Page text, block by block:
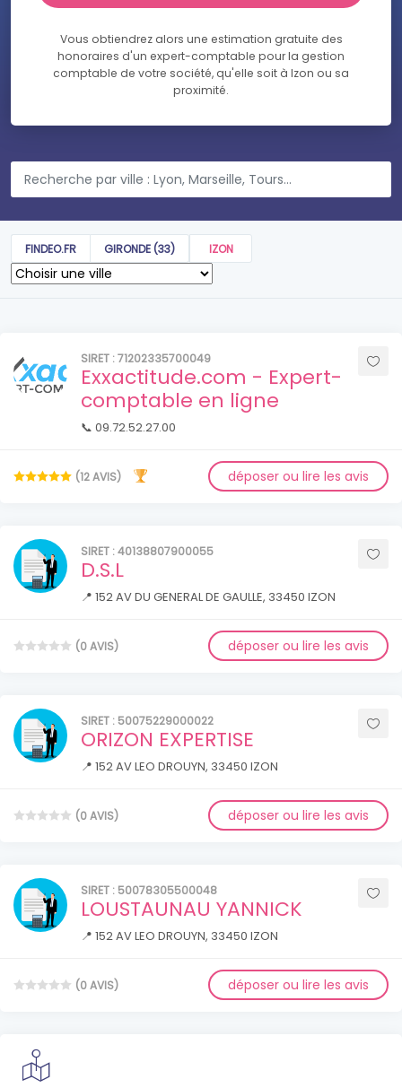
Vous obtiendrez alors une estimation gratuite des
honoraires d'un expert-comptable pour la gestion
comptable de votre société, qu'elle soit à Izon ou sa
proximité.
FINDEO.FR GIRONDE (33) IZON
SIRET : 71202335700049
Exxactitude.com - Expert-
comptable en ligne
📞 09.72.52.27.00
(12 AVIS) déposer ou lire les avis
SIRET : 40138807900055
D.S.L
📍 152 AV DU GENERAL DE GAULLE, 33450 IZON
(0 AVIS) déposer ou lire les avis
SIRET : 50075229000022
ORIZON EXPERTISE
📍 152 AV LEO DROUYN, 33450 IZON
(0 AVIS) déposer ou lire les avis
SIRET : 50078305500048
LOUSTAUNAU YANNICK
📍 152 AV LEO DROUYN, 33450 IZON
(0 AVIS) déposer ou lire les avis